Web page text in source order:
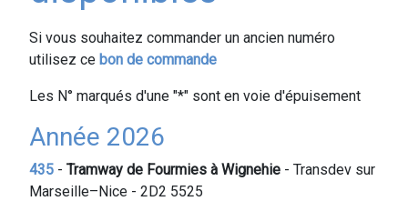
Contenu
public
Si vous souhaitez commander un ancien numéro
utilisez ce bon de commande
Les N° marqués d'une "*" sont en voie d'épuisement
Année 2026
435 - Tramway de Fourmies à Wignehie - Transdev sur
Marseille–Nice - 2D2 5525